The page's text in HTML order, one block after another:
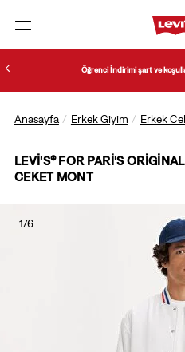
Öğrenci İndirimi şart ve
Anasayfa Erkek Giyim Erkek
LEVI'S® FOR PARI'S
CEKET MONT
1/6